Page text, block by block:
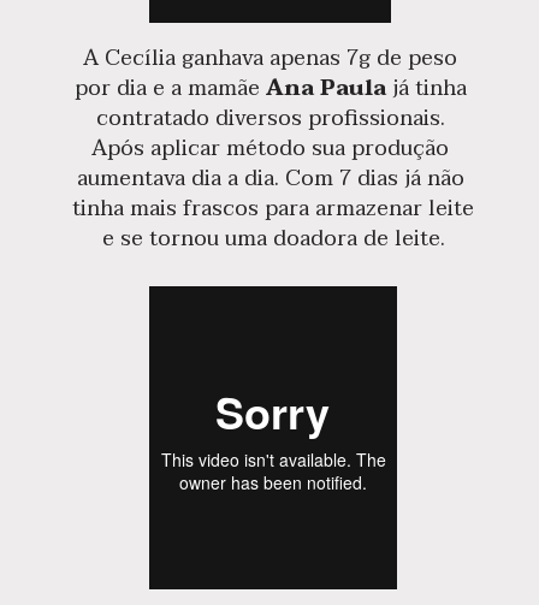
A Cecília ganhava apenas 7g de peso
por dia e a mamãe Ana Paula já tinha
contratado diversos profissionais.
Após aplicar método sua produção
aumentava dia a dia. Com 7 dias já não
tinha mais frascos para armazenar leite
e se tornou uma doadora de leite.